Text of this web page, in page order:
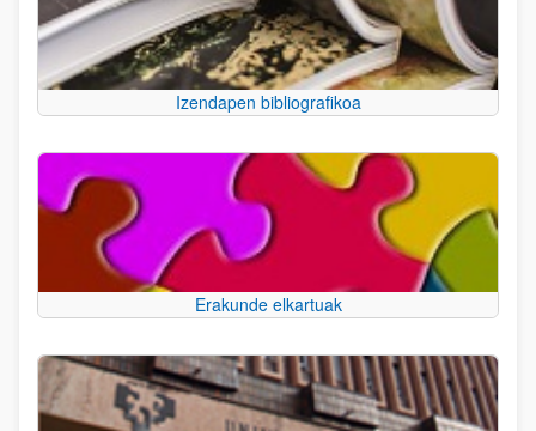
Izendapen bibliografikoa
Erakunde elkartuak